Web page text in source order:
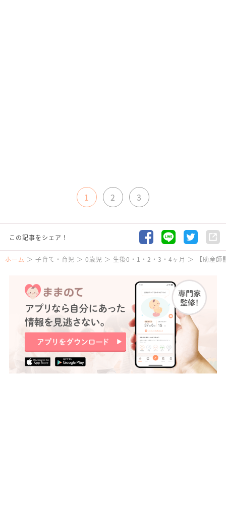
1 2 3
この記事をシェア！
ホーム 子育て・育児 0歳児 生後0・1・2・3・4ヶ月 【助産